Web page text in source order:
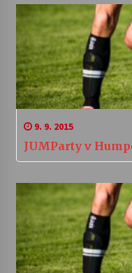
9. 9. 2015
JUMParty v